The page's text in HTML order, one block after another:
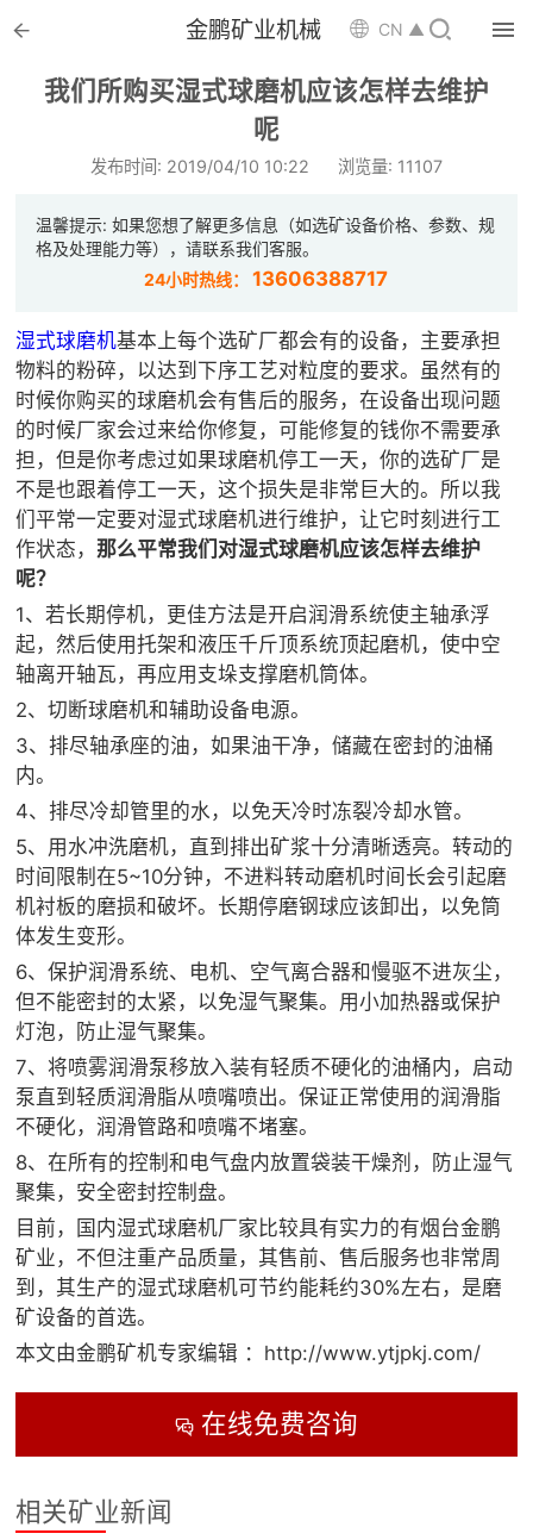
 金鹏矿业机械 CN ▲ 
我们所购买湿式球磨机应该怎样去维护
呢
发布时间: 2019/04/10 10:22 浏览量: 11107
温馨提示: 如果您想了解更多信息（如选矿设备价格、参数、规
格及处理能力等），请联系我们客服。
24小时热线：13606388717
湿式球磨机基本上每个选矿厂都会有的设备，主要承担
物料的粉碎，以达到下序工艺对粒度的要求。虽然有的
时候你购买的球磨机会有售后的服务，在设备出现问题
的时候厂家会过来给你修复，可能修复的钱你不需要承
担，但是你考虑过如果球磨机停工一天，你的选矿厂是
不是也跟着停工一天，这个损失是非常巨大的。所以我
们平常一定要对湿式球磨机进行维护，让它时刻进行工
作状态， 那么平常我们对湿式球磨机应该怎样去维护
呢？
1、若长期停机，更佳方法是开启润滑系统使主轴承浮
起，然后使用托架和液压千斤顶系统顶起磨机，使中空
轴离开轴瓦，再应用支垛支撑磨机筒体。
2、切断球磨机和辅助设备电源。
3、排尽轴承座的油，如果油干净，储藏在密封的油桶
内。
4、排尽冷却管里的水，以免天冷时冻裂冷却水管。
5、用水冲洗磨机，直到排出矿浆十分清晰透亮。转动的
时间限制在5~10分钟，不进料转动磨机时间长会引起磨
机衬板的磨损和破坏。长期停磨钢球应该卸出，以免筒
体发生变形。
6、保护润滑系统、电机、空气离合器和慢驱不进灰尘，
但不能密封的太紧，以免湿气聚集。用小加热器或保护
灯泡，防止湿气聚集。
7、将喷雾润滑泵移放入装有轻质不硬化的油桶内，启动
泵直到轻质润滑脂从喷嘴喷出。保证正常使用的润滑脂
不硬化，润滑管路和喷嘴不堵塞。
8、在所有的控制和电气盘内放置袋装干燥剂，防止湿气
聚集，安全密封控制盘。
目前，国内湿式球磨机厂家比较具有实力的有烟台金鹏
矿业，不但注重产品质量，其售前、售后服务也非常周
到，其生产的湿式球磨机可节约能耗约30%左右，是磨
矿设备的首选。
本文由金鹏矿机专家编辑 ：http://www.ytjpkj.com/
在线免费咨询
相关矿业新闻
 首页

 解决方案
 案例中心
 服务体系
 新闻中心
 矿山设计院
 选矿实验室

企业文化
 联系我们